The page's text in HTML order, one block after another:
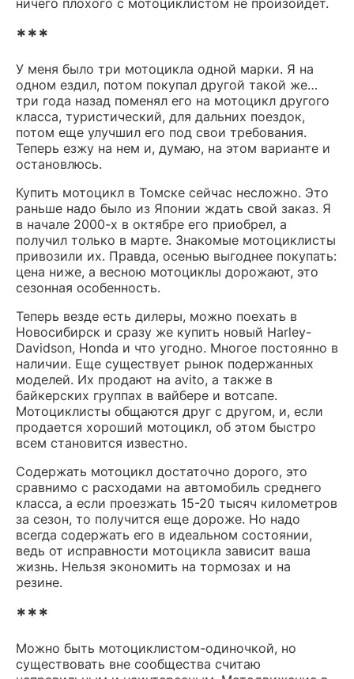
ничего плохого с мотоциклистом не произойдет.
***
У меня было три мотоцикла одной марки. Я на
одном ездил, потом покупал другой такой же…
три года назад поменял его на мотоцикл другого
класса, туристический, для дальних поездок,
потом еще улучшил его под свои требования.
Теперь езжу на нем и, думаю, на этом варианте и
остановлюсь.
Купить мотоцикл в Томске сейчас несложно. Это
раньше надо было из Японии ждать свой заказ. Я
в начале 2000-х в октябре его приобрел, а
получил только в марте. Знакомые мотоциклисты
привозили их. Правда, осенью выгоднее покупать:
цена ниже, а весною мотоциклы дорожают, это
сезонная особенность.
Теперь везде есть дилеры, можно поехать в
Новосибирск и сразу же купить новый Harley-
Davidson, Honda и что угодно. Многое постоянно в
наличии. Еще существует рынок подержанных
моделей. Их продают на avito, а также в
байкерских группах в вайбере и вотсапе.
Мотоциклисты общаются друг с другом, и, если
продается хороший мотоцикл, об этом быстро
всем становится известно.
Содержать мотоцикл достаточно дорого, это
сравнимо с расходами на автомобиль среднего
класса, а если проезжать 15-20 тысяч километров
за сезон, то получится еще дороже. Но надо
всегда содержать его в идеальном состоянии,
ведь от исправности мотоцикла зависит ваша
жизнь. Нельзя экономить на тормозах и на
резине.
***
Можно быть мотоциклистом-одиночкой, но
существовать вне сообщества считаю